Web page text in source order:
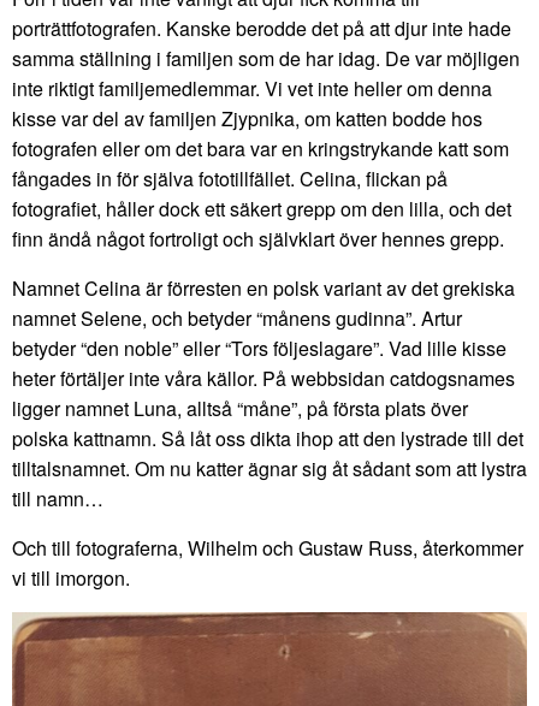
porträttfotografen. Kanske berodde det på att djur inte hade
samma ställning i familjen som de har idag. De var möjligen
inte riktigt familjemedlemmar. Vi vet inte heller om denna
kisse var del av familjen Zjypnika, om katten bodde hos
fotografen eller om det bara var en kringstrykande katt som
fångades in för själva fototillfället. Celina, flickan på
fotografiet, håller dock ett säkert grepp om den lilla, och det
finn ändå något fortroligt och självklart över hennes grepp.
Namnet Celina är förresten en polsk variant av det grekiska
namnet Selene, och betyder “månens gudinna”. Artur
betyder “den noble” eller “Tors följeslagare”. Vad lille kisse
heter förtäljer inte våra källor. På webbsidan catdogsnames
ligger namnet Luna, alltså “måne”, på första plats över
polska kattnamn. Så låt oss dikta ihop att den lystrade till det
tilltalsnamnet. Om nu katter ägnar sig åt sådant som att lystra
till namn…
Och till fotograferna, Wilhelm och Gustaw Russ, återkommer
vi till imorgon.